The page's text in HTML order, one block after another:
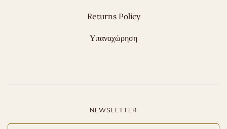
Returns Policy
Υπαναχώρηση
NEWSLETTER